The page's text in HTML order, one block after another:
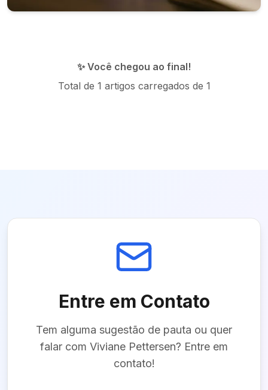
✨ Você chegou ao final!
Total de 1 artigos carregados de 1
Entre em Contato
Tem alguma sugestão de pauta ou quer
falar com Viviane Pettersen? Entre em
contato!